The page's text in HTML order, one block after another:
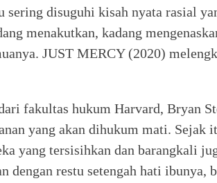
sering disuguhi kisah nyata rasial
menakutkan, kadang
JUST MERCY (2020)
fakultas hukum Harvard, Bryan
yang akan dihukum mati. Sejak
yang tersisihkan dan barangkali
dengan restu setengah hati ibunya,